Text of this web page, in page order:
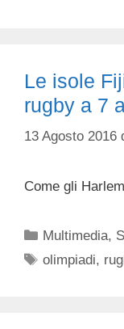
Le isole
rugby a 7
13 Agosto 2016
Come gli
Categorie
Multimedia,
Tag
olimpiadi,